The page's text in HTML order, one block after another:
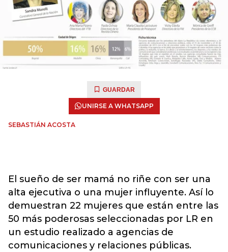
GUARDAR
UNIRSE A WHATSAPP
SEBASTIÁN ACOSTA
El sueño de ser mamá no riñe con ser una
alta ejecutiva o una mujer influyente. Así lo
demuestran 22 mujeres que están entre las
50 más poderosas seleccionadas por LR en
un estudio realizado a agencias de
comunicaciones y relaciones públicas.